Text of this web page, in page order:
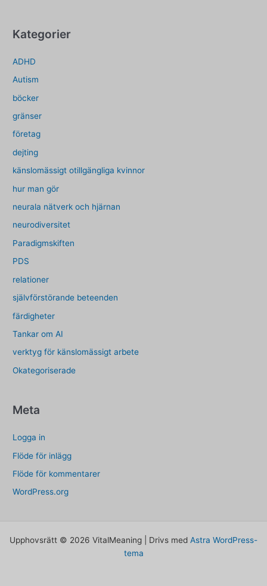
Kategorier
ADHD
Autism
böcker
gränser
företag
dejting
känslomässigt otillgängliga kvinnor
hur man gör
neurala nätverk och hjärnan
neurodiversitet
Paradigmskiften
PDS
relationer
självförstörande beteenden
färdigheter
Tankar om AI
verktyg för känslomässigt arbete
Okategoriserade
Meta
Logga in
Flöde för inlägg
Flöde för kommentarer
WordPress.org
Upphovsrätt © 2026 VitalMeaning | Drivs med Astra WordPress-
tema